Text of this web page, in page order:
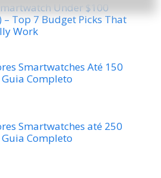
Under $100
– Top 7 Budget Picks That
Work
Smartwatches Até 150
Guia Completo
Smartwatches até 250
Guia Completo